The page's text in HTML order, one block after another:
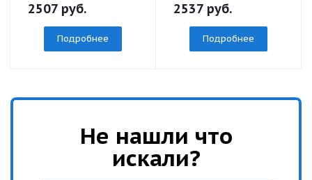
2507 руб.
Подробнее
2537 руб.
Подробнее
Не нашли что
искали?